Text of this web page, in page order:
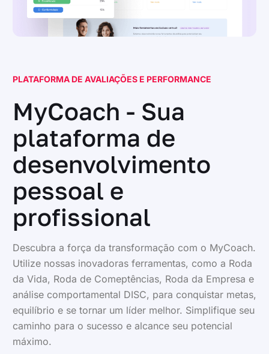
PLATAFORMA DE AVALIAÇÕES E PERFORMANCE
MyCoach - Sua
plataforma de
desenvolvimento
pessoal e
profissional
Descubra a força da transformação com o MyCoach.
Utilize nossas inovadoras ferramentas, como a Roda
da Vida, Roda de Comeptências, Roda da Empresa e
análise comportamental DISC, para conquistar metas,
equilíbrio e se tornar um líder melhor. Simplifique seu
caminho para o sucesso e alcance seu potencial
máximo.